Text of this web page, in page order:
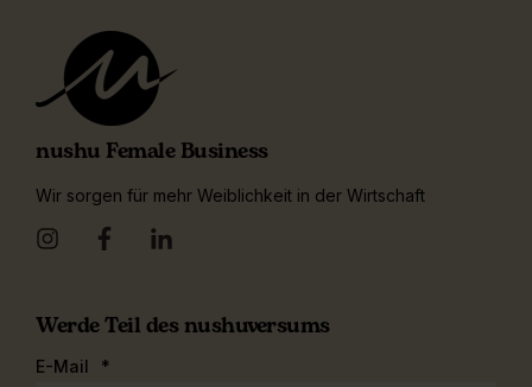
nushu Female Business
Wir sorgen für mehr Weiblichkeit in der Wirtschaft
Werde Teil des nushuversums
E-Mail *